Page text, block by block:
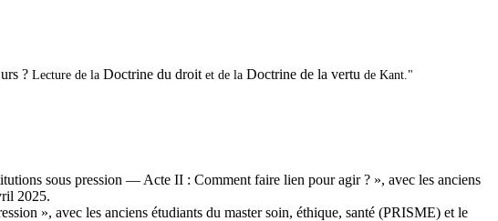
? Lecture de la Doctrine du droit et de la Doctrine de la vertu de Kant."
sous pression — Acte II : Comment faire lien pour agir ? », avec les anciens
2025.
», avec les anciens étudiants du master soin, éthique, santé (PRISME) et le